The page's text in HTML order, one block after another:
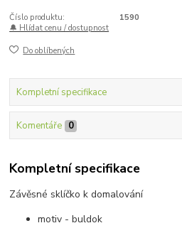
Číslo produktu:
1590
🔔 Hlídat cenu / dostupnost
Do oblíbených
Kompletní specifikace
Komentáře 0
Kompletní specifikace
Závěsné sklíčko k domalování
motiv - buldok